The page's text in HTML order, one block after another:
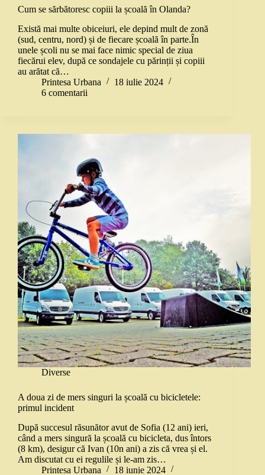
Cum se sărbătoresc copiii la școală în Olanda?
Există mai multe obiceiuri, ele depind mult de zonă
(sud, centru, nord) și de fiecare școală în parte.În
unele școli nu se mai face nimic special de ziua
fiecărui elev, după ce sondajele cu părinții și copiii
au arătat că…
Printesa Urbana
18 iulie 2024
6 comentarii
Diverse
A doua zi de mers singuri la școală cu bicicletele:
primul incident
După succesul răsunător avut de Sofia (12 ani) ieri,
când a mers singură la școală cu bicicleta, dus întors
(8 km), desigur că Ivan (10n ani) a zis că vrea și el.
Am discutat cu ei regulile și le-am zis…
Printesa Urbana
18 iunie 2024